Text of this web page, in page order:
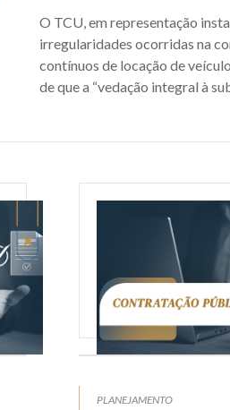
O TCU, em representação
irregularidades ocorridas na
contínuos de locação de
de que a “vedação integral à
PLANEJAMENTO